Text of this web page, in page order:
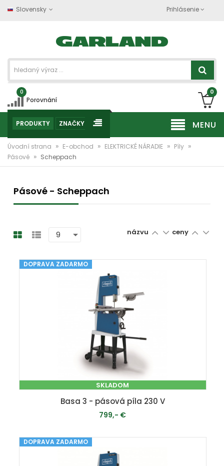
Slovensky Prihlásenie
0
Porovnání
0
MENU
PRODUKTY ZNAČKY
Úvodní strana » E-obchod » ELEKTRICKÉ NÁRADIE » Píly »
Pásové » Scheppach
Pásové - Scheppach
názvu ceny
DOPRAVA ZADARMO
SKLADOM
Basa 3 - pásová píla 230 V
799,- €
PRIDAŤ DO KOŠÍKA
DOPRAVA ZADARMO